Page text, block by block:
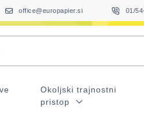
office@europapier.si 01/
Okoljski trajnostni
pristop